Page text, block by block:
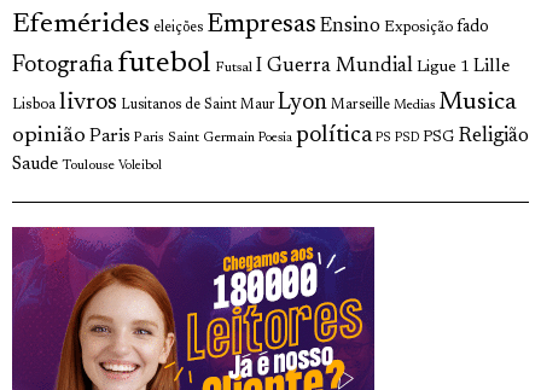
Efemérides eleições Empresas Ensino Exposição fado
Fotografia futebol Futsal I Guerra Mundial Ligue 1 Lille
Lisboa livros Lusitanos de Saint Maur Lyon Marseille Medias Musica
opinião Paris Paris Saint Germain Poesia política PS PSD PSG Religião
Saude Toulouse Voleibol